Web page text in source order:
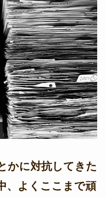
かに対抗してきた
、よくここまで頑